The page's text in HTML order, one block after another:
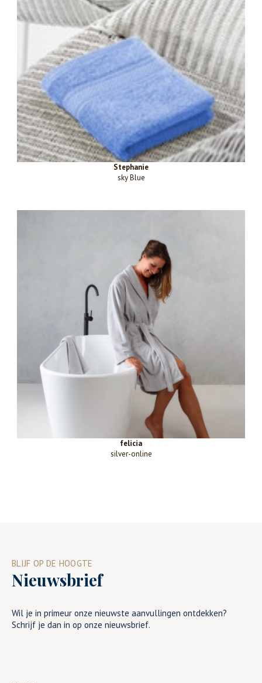
Stephanie
sky Blue
felicia
silver-online
BLIJF OP DE HOOGTE
Nieuwsbrief
Wil je in primeur onze nieuwste aanvullingen ontdekken?
Schrijf je dan in op onze nieuwsbrief.